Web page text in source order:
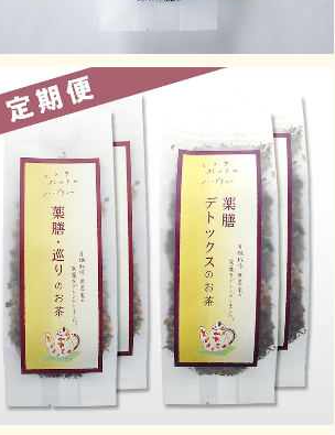
【定期便】おすすめ薬膳ブレンド健康茶セ
ット
¥4,000